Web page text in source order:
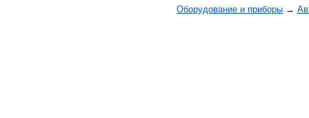
Оборудование и приборы →